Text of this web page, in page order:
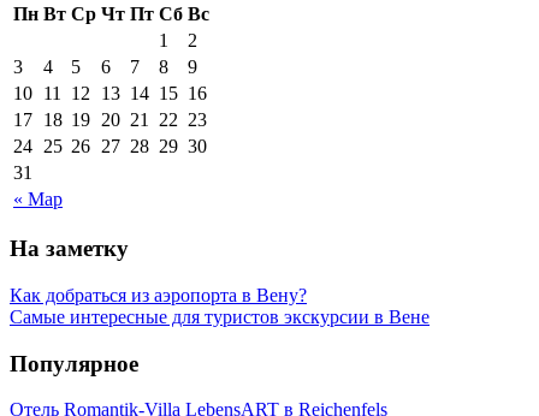
Пн Вт Ср Чт Пт Сб Вс
« Мар
1
2
3
4 5 6 7 8
9
10 11 12 13 14 15 16
17 18 19 20 21 22 23
24 25 26 27 28 29 30
31
На заметку
Как добраться из аэропорта в Вену?
Самые интересные для туристов экскурсии в Вене
Популярное
Отель Romantik-Villa LebensART в Reichenfels